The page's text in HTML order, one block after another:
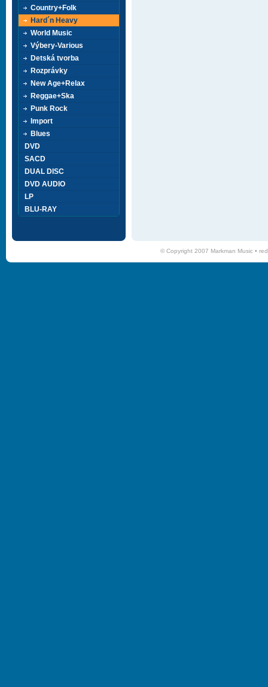
Country+Folk
Hard´n Heavy
World Music
Výbery-Various
Detská tvorba
Rozprávky
New Age+Relax
Reggae+Ska
Punk Rock
Import
Blues
DVD
SACD
DUAL DISC
DVD AUDIO
LP
BLU-RAY
© Copyright 2007 Markman Music •